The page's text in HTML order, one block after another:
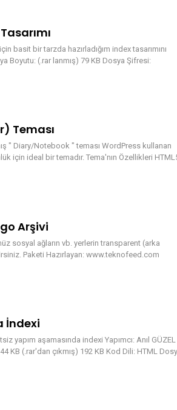
basit bir tarzda hazırladığım index tasarımını
Boyutu: (.rar lanmış) 79 KB Dosya Şifresi:
Teması
" Diary/Notebook " teması WordPress kullanan
için ideal bir temadır. Tema'nın Özellikleri
Arşivi
sosyal ağların vb. yerlerin transparent (arka
Paketi Hazırlayan: www.teknofeed.com
İndexi
yapım aşamasında indexi Yapımcı: Anıl GÜZEL
KB (.rar'dan çıkmış) 192 KB Kod Dili: HTML